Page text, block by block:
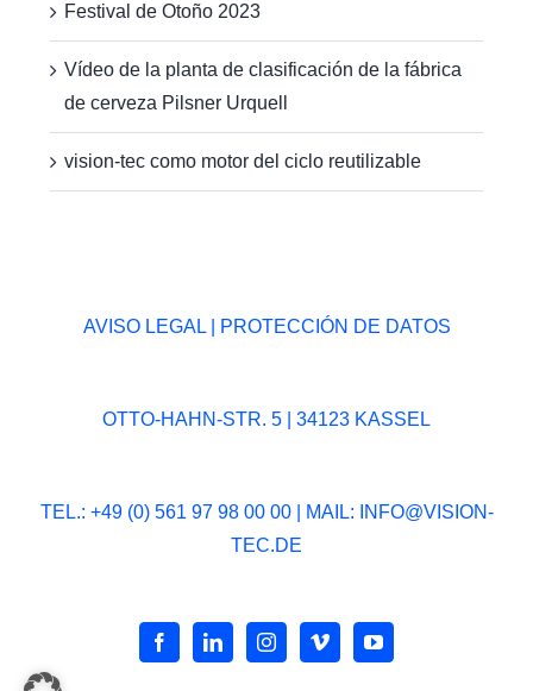
Festival de Otoño 2023
Vídeo de la planta de clasificación de la fábrica
de cerveza Pilsner Urquell
vision-tec como motor del ciclo reutilizable
AVISO LEGAL| PROTECCIÓN DE DATOS
OTTO-HAHN-STR. 5 | 34123 KASSEL
TEL.: +49 (0) 561 97 98 00 00 | MAIL:
INFO@VISION-
TEC.DE